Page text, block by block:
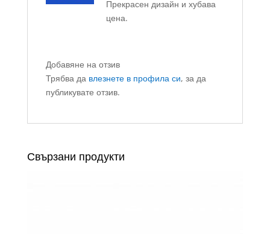
Прекрасен дизайн и хубава
цена.
Добавяне на отзив
Трябва да влезнете в профила си, за да
публикувате отзив.
Свързани продукти